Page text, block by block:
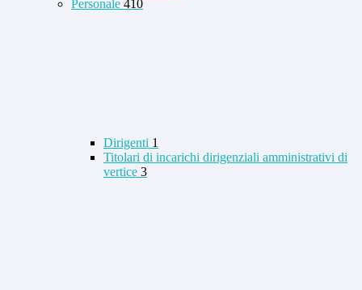
Personale 410
Dirigenti 1
Titolari di incarichi dirigenziali amministrativi di
vertice 3